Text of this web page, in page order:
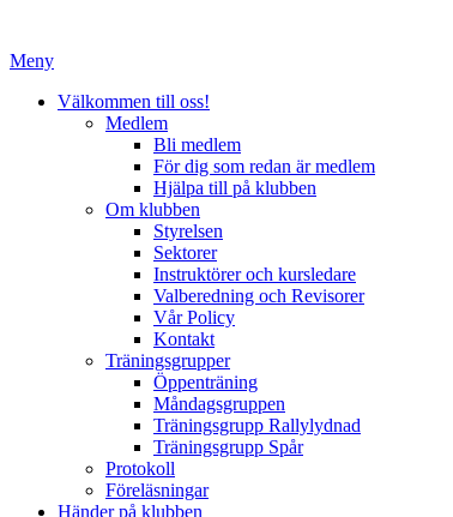
innehåll
Meny
Välkommen till oss!
Medlem
Bli medlem
För dig som redan är medlem
Hjälpa till på klubben
Om klubben
Styrelsen
Sektorer
Instruktörer och kursledare
Valberedning och Revisorer
Vår Policy
Kontakt
Träningsgrupper
Öppenträning
Måndagsgruppen
Träningsgrupp Rallylydnad
Träningsgrupp Spår
Protokoll
Föreläsningar
Händer på klubben